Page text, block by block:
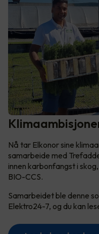
Nå tar Elkonor sine
samarbeide med
innen karbonfangst i
BIO-CCS.
Samarbeidet ble denne
Elektro24-7, og du kan